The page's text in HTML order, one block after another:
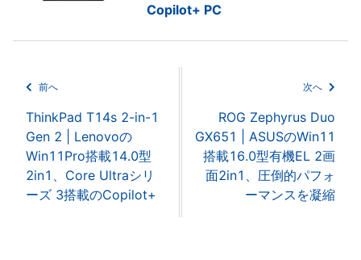
Copilot+ PC
前へ
ThinkPad T14s 2-in-1
Gen 2 | Lenovoの
Win11Pro搭載14.0型
2in1、Core Ultraシリ
ーズ 3搭載のCopilot+
次へ
ROG Zephyrus Duo
GX651 | ASUSのWin11
搭載16.0型有機EL 2画
面2in1、圧倒的パフォ
ーマンスを凝縮